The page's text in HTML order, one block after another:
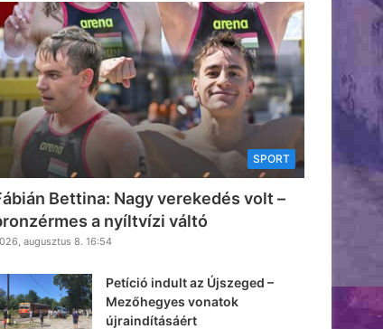
SPORT
Bettina: Nagy verekedés volt –
a nyíltvízi váltó
augusztus 8. 16:54
Petíció indult az Újszeged –
Mezőhegyes vonatok
újraindításáért